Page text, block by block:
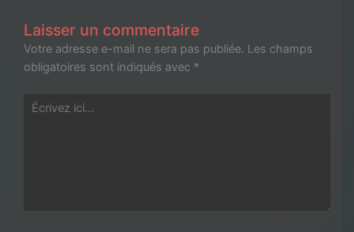
Laisser un commentaire
Votre adresse e-mail ne sera pas publiée. Les champs
obligatoires sont indiqués avec *
Écrivez